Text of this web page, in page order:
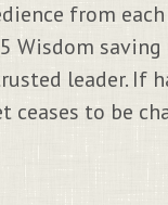
from
leader. If
to be